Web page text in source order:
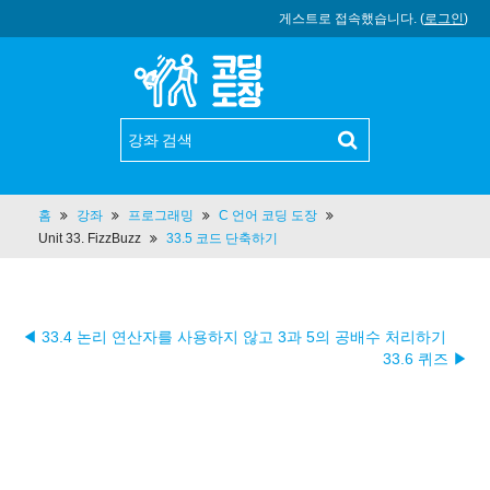
게스트로 접속했습니다. (로그인)
홈 강좌 프로그래밍
C 언어 코딩 도장
Unit 33. FizzBuzz
33.5 코드 단축하기
◀ 33.4 논리 연산자를 사용하지 않고 3과 5의 공배수 처리하기
33.6 퀴즈 ▶︎